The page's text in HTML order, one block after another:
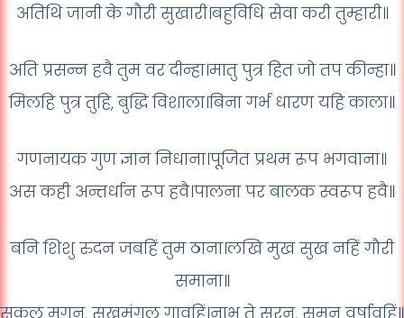
अतिथि जानी के गौरी सुखारी।बहुविधि सेवा करी तुम्हारी॥
अति प्रसन्न हवै तुम वर दीन्हा।मातु पुत्र हित जो तप कीन्हा॥
मिलहि पुत्र तुहि, बुद्धि विशाला।बिना गर्भ धारण यहि काला॥
गणनायक गुण ज्ञान निधाना।पूजित प्रथम रूप भगवाना॥
अस कही अन्तर्धान रूप हवै।पालना पर बालक स्वरूप हवै॥
बनि शिशु रुदन जबहिं तुम ठाना।लखि मुख सुख नहिं गौरी
समाना॥
सकल मगन, सुखमंगल गावहिं।नाभ ते सुरन, सुमन वर्षावहिं॥